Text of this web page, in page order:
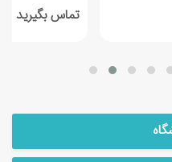
تماس بگیرید